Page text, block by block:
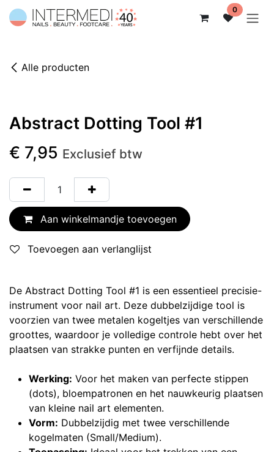
Overslaan naar inhoud 0
Alle producten
Abstract Dotting Tool #1
De Abstract Dotting Tool #1 is een essentieel precisie-
instrument voor nail art. Deze dubbelzijdige tool is
voorzien van twee metalen kogeltjes van verschillende
groottes, waardoor je volledige controle hebt over het
plaatsen van strakke punten en verfijnde details.
Werking: Voor het maken van perfecte stippen
(dots), bloempatronen en het nauwkeurig plaatsen
van kleine nail art elementen.
Vorm: Dubbelzijdig met twee verschillende
kogelmaten (Small/Medium).
€ 7,95 Exclusief btw
Aan winkelmandje toevoegen
Toevoegen aan verlanglijst